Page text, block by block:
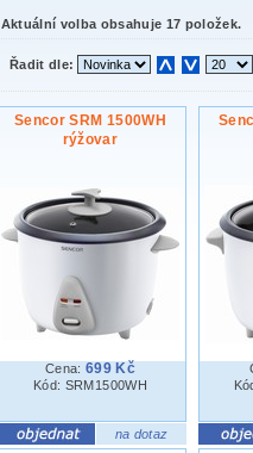
Aktuální volba obsahuje 17 položek.
Řadit dle:
Sencor SRM 1500WH
rýžovar
Cena: 699 Kč
Kód: SRM1500WH
na dotaz